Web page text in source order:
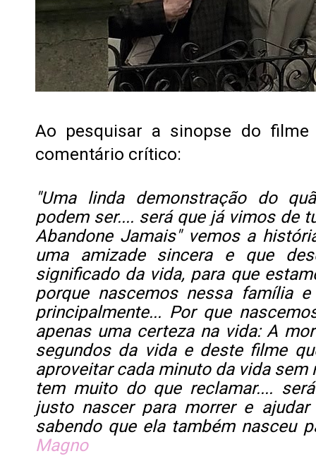
Ao pesquisar a sinopse do filme
comentário crítico:
"Uma linda demonstração do
podem ser.... será que já vimos de
Abandone Jamais" vemos a
uma amizade sincera e que
significado da vida, para que
porque nascemos nessa família
principalmente... Por que
apenas uma certeza na vida: A
segundos da vida e deste filme
aproveitar cada minuto da vida
tem muito do que reclamar....
justo nascer para morrer e
sabendo que ela também nasceu
Magno